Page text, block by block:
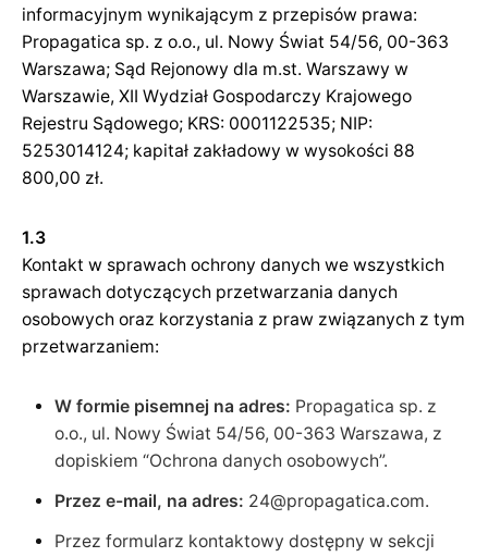
informacyjnym wynikającym z przepisów prawa:
Propagatica sp. z o.o., ul. Nowy Świat 54/56, 00-363
Warszawa; Sąd Rejonowy dla m.st. Warszawy w
Warszawie, XII Wydział Gospodarczy Krajowego
Rejestru Sądowego; KRS: 0001122535; NIP:
5253014124; kapitał zakładowy w wysokości 88
800,00 zł.
1.3
Kontakt w sprawach ochrony danych we wszystkich
sprawach dotyczących przetwarzania danych
osobowych oraz korzystania z praw związanych z tym
przetwarzaniem:
W formie pisemnej na adres: Propagatica sp. z
o.o., ul. Nowy Świat 54/56, 00-363 Warszawa, z
dopiskiem “Ochrona danych osobowych”.
Przez e-mail, na adres: 24@propagatica.com.
Przez formularz kontaktowy dostępny w sekcji